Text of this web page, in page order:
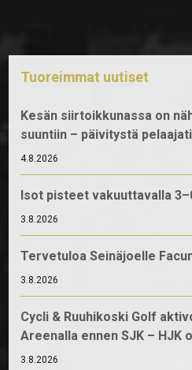
Tuoreimmat uutiset
Kesän siirtoikkunassa on
suuntiin – päivitystä
4.8.2026
Isot pisteet vakuuttavalla
3.8.2026
Tervetuloa Seinäjoelle
3.8.2026
Cycli & Ruuhikoski Golf
Areenalla ennen SJK – HJK
3.8.2026